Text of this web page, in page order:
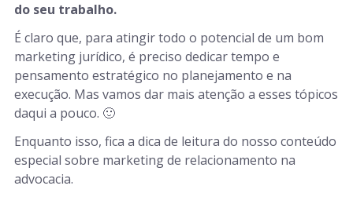
do seu trabalho.
É claro que, para atingir todo o potencial de um bom
marketing jurídico, é preciso dedicar tempo e
pensamento estratégico no planejamento e na
execução. Mas vamos dar mais atenção a esses tópicos
daqui a pouco. 🙂
Enquanto isso, fica a dica de leitura do nosso conteúdo
especial sobre marketing de relacionamento na
advocacia.